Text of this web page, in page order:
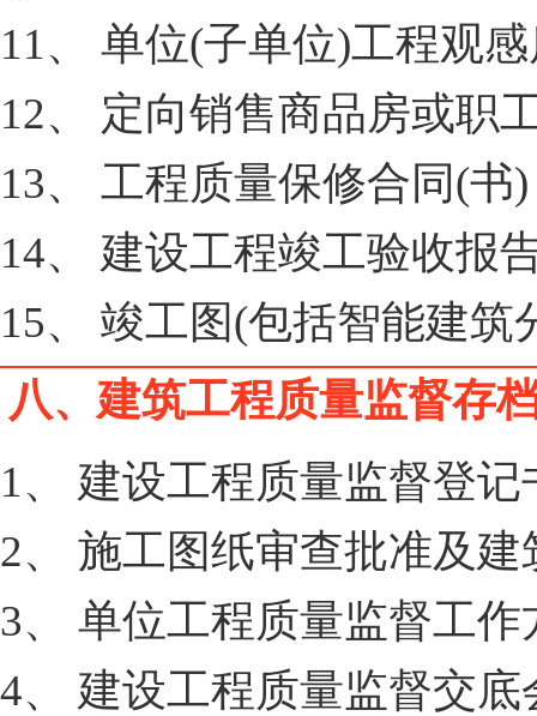
11、 单位(子单位)工程观
12、 定向销售商品房或职
13、 工程质量保修合同(书)
14、 建设工程竣工验收报
15、 竣工图(包括智能建筑
八、建筑工程质量监督存
1、 建设工程质量监督登记
2、 施工图纸审查批准及
3、 单位工程质量监督工作
4、 建设工程质量监督交